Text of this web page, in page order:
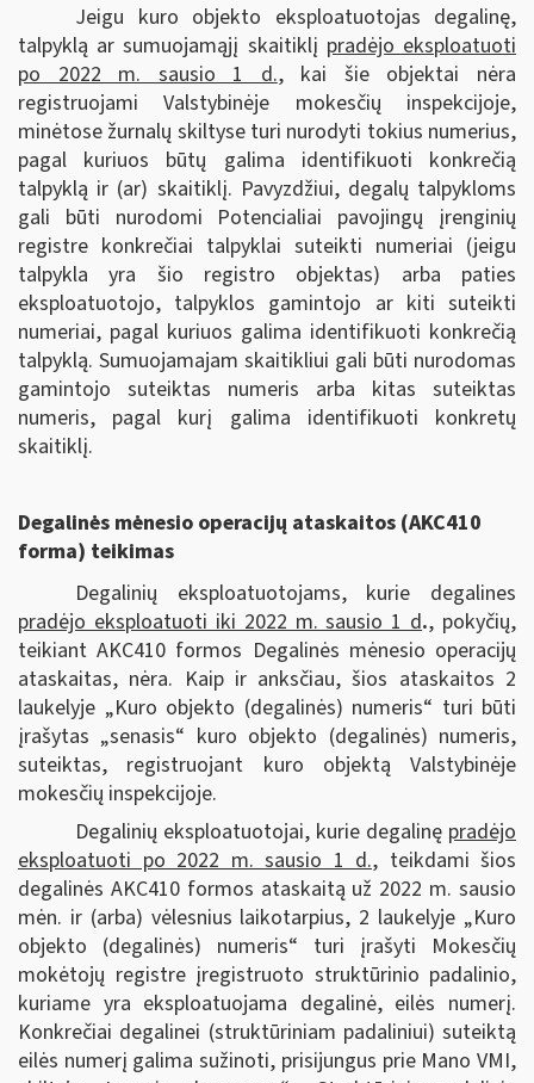
Jeigu kuro objekto eksploatuotojas degalinę,
talpyklą ar sumuojamąjį skaitiklį pradėjo eksploatuoti
po 2022 m. sausio 1 d., kai šie objektai nėra
registruojami Valstybinėje mokesčių inspekcijoje,
minėtose žurnalų skiltyse turi nurodyti tokius numerius,
pagal kuriuos būtų galima identifikuoti konkrečią
talpyklą ir (ar) skaitiklį. Pavyzdžiui, degalų talpykloms
gali būti nurodomi Potencialiai pavojingų įrenginių
registre konkrečiai talpyklai suteikti numeriai (jeigu
talpykla yra šio registro objektas) arba paties
eksploatuotojo, talpyklos gamintojo ar kiti suteikti
numeriai, pagal kuriuos galima identifikuoti konkrečią
talpyklą. Sumuojamajam skaitikliui gali būti nurodomas
gamintojo suteiktas numeris arba kitas suteiktas
numeris, pagal kurį galima identifikuoti konkretų
skaitiklį.
Degalinės mėnesio operacijų ataskaitos (AKC410
forma) teikimas
Degalinių eksploatuotojams, kurie degalines
pradėjo eksploatuoti iki 2022 m. sausio 1 d., pokyčių,
teikiant AKC410 formos Degalinės mėnesio operacijų
ataskaitas, nėra. Kaip ir anksčiau, šios ataskaitos 2
laukelyje „Kuro objekto (degalinės) numeris“ turi būti
įrašytas „senasis“ kuro objekto (degalinės) numeris,
suteiktas, registruojant kuro objektą Valstybinėje
mokesčių inspekcijoje.
Degalinių eksploatuotojai, kurie degalinę pradėjo
eksploatuoti po 2022 m. sausio 1 d., teikdami šios
degalinės AKC410 formos ataskaitą už 2022 m. sausio
mėn. ir (arba) vėlesnius laikotarpius, 2 laukelyje „Kuro
objekto (degalinės) numeris“ turi įrašyti Mokesčių
mokėtojų registre įregistruoto struktūrinio padalinio,
kuriame yra eksploatuojama degalinė, eilės numerį.
Konkrečiai degalinei (struktūriniam padaliniui) suteiktą
eilės numerį galima sužinoti, prisijungus prie Mano VMI,